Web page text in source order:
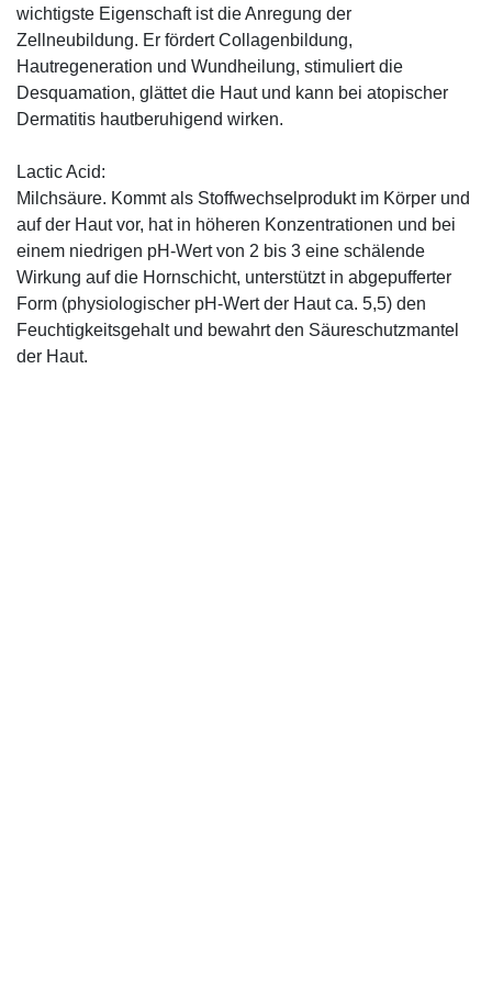
wichtigste Eigenschaft ist die Anregung der
Zellneubildung. Er fördert Collagenbildung,
Hautregeneration und Wundheilung, stimuliert die
Desquamation, glättet die Haut und kann bei atopischer
Dermatitis hautberuhigend wirken.
Lactic Acid:
Milchsäure. Kommt als Stoffwechselprodukt im Körper und
auf der Haut vor, hat in höheren Konzentrationen und bei
einem niedrigen pH-Wert von 2 bis 3 eine schälende
Wirkung auf die Hornschicht, unterstützt in abgepufferter
Form (physiologischer pH-Wert der Haut ca. 5,5) den
Feuchtigkeitsgehalt und bewahrt den Säureschutzmantel
der Haut.